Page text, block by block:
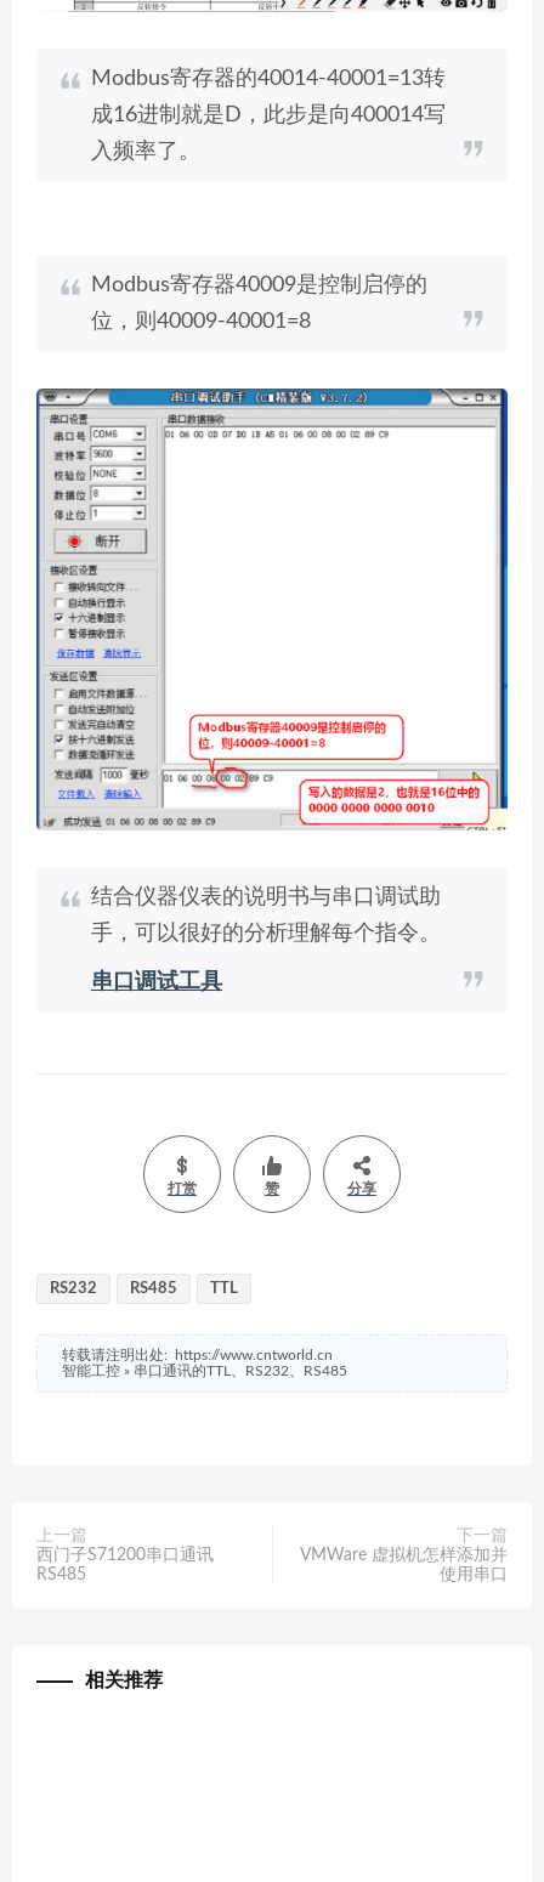
Modbus寄存器的40014-40001=13转
成16进制就是D，此步是向400014写
入频率了。
Modbus寄存器40009是控制启停的
位，则40009-40001=8
结合仪器仪表的说明书与串口调试助
手，可以很好的分析理解每个指令。
串口调试工具
打赏 赞 分享
RS232 RS485 TTL
转载请注明出处:
https://www.cntworld.cn
智能工控 » 串口通讯的TTL、RS232、RS485
上一篇
西门子S71200串口通讯
RS485
下一篇
VMWare 虚拟机怎样添加并
使用串口
相关推荐